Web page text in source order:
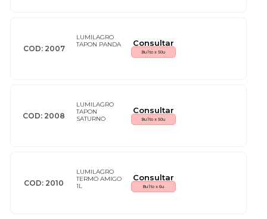
COD: 2007
LUMILAGRO
TAPON PANDA
Consultar
Bulto x 50u
COD: 2008
LUMILAGRO
TAPON
SATURNO
Consultar
Bulto x 50u
COD: 2010
LUMILAGRO
TERMO AMIGO
1L
Consultar
Bulto x 6u